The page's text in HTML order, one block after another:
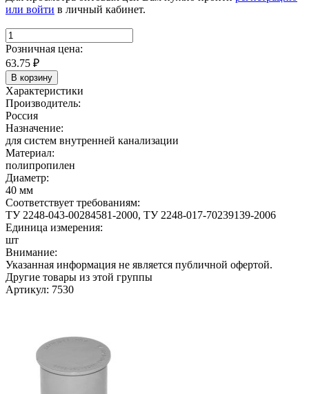
или войти в личный кабинет.
Розничная цена:
63.75 ₽
В корзину
Характеристики
Производитель:
Россия
Назначение:
для систем внутренней канализации
Материал:
полипропилен
Диаметр:
40 мм
Соответствует требованиям:
ТУ 2248-043-00284581-2000, ТУ 2248-017-70239139-2006
Единица измерения:
шт
Внимание:
Указанная информация не является публичной офертой.
Другие товары из этой группы
Артикул: 7530